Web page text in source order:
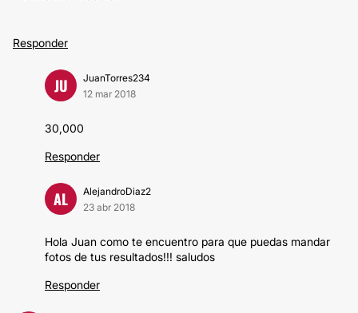
Responder
JU
JuanTorres234
12 mar 2018
30,000
Responder
AL
AlejandroDiaz2
23 abr 2018
Hola Juan como te encuentro para que puedas mandar
fotos de tus resultados!!! saludos
Responder